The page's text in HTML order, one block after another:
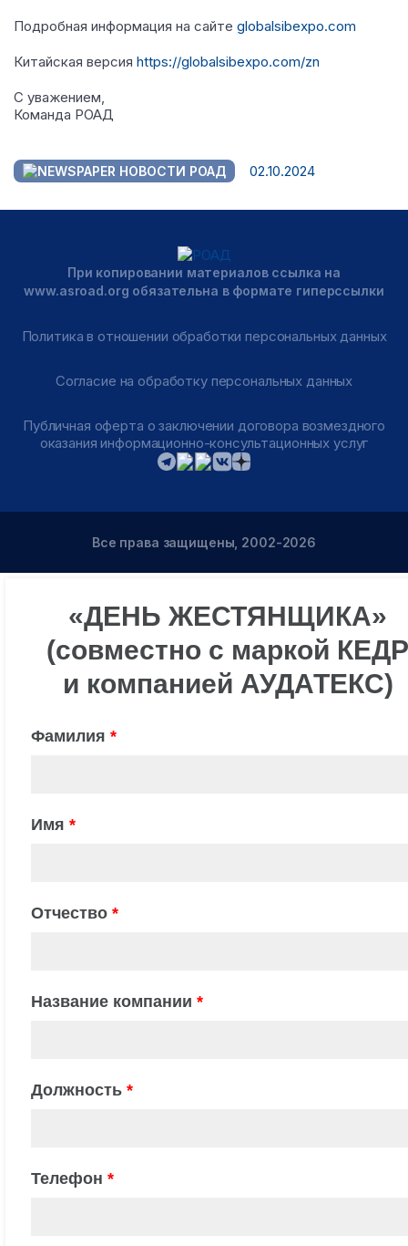
Подробная информация на сайте globalsibexpo.com
Китайская версия https://globalsibexpo.com/zn
С уважением,
Команда РОАД
НОВОСТИ РОАД 02.10.2024
При копировании материалов ссылка на
www.asroad.org обязательна в формате гиперссылки
Политика в отношении обработки персональных данных
Согласие на обработку персональных данных
Публичная оферта о заключении договора возмездного
оказания информационно-консультационных услуг
Все права защищены, 2002-2026